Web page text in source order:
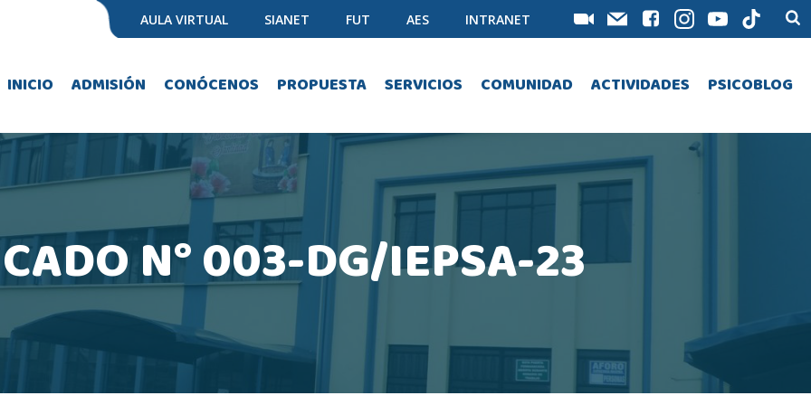
AULA VIRTUAL SIANET FUT AES INTRANET
INICIO ADMISIÓN CONÓCENOS PROPUESTA SERVICIOS COMUNIDAD ACTIVIDADES PSICOBLOG
N° 003-DG/IEPSA-23